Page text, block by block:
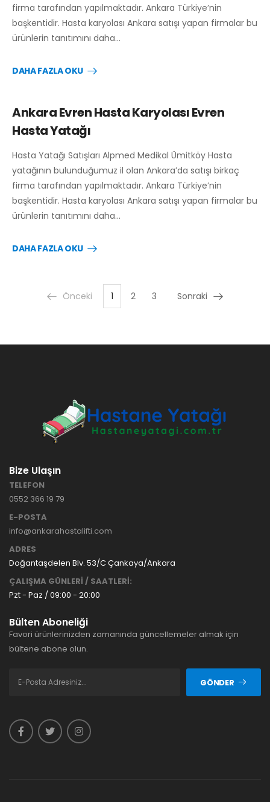
firma tarafından yapılmaktadır. Ankara Türkiye’nin
başkentidir. Hasta karyolası Ankara satışı yapan firmalar bu
ürünlerin tanıtımını daha…
DAHA FAZLA OKU
Ankara Evren Hasta Karyolası Evren
Hasta Yatağı
Hasta Yatağı Satışları Alpmed Medikal Ümitköy Hasta
yatağının bulunduğumuz il olan Ankara’da satışı birkaç
firma tarafından yapılmaktadır. Ankara Türkiye’nin
başkentidir. Hasta karyolası Ankara satışı yapan firmalar bu
ürünlerin tanıtımını daha…
DAHA FAZLA OKU
Önceki 1 2 3 Sonraki
Bize Ulaşın
TELEFON
0552 366 19 79
E-POSTA
info@ankarahastalifti.com
ADRES
Doğantaşdelen Blv. 53/C Çankaya/Ankara
ÇALIŞMA GÜNLERİ / SAATLERİ:
Pzt - Paz / 09:00 - 20:00
Bülten Aboneliği
Favori ürünlerinizden zamanında güncellemeler almak için
bültene abone olun.
GÖNDER